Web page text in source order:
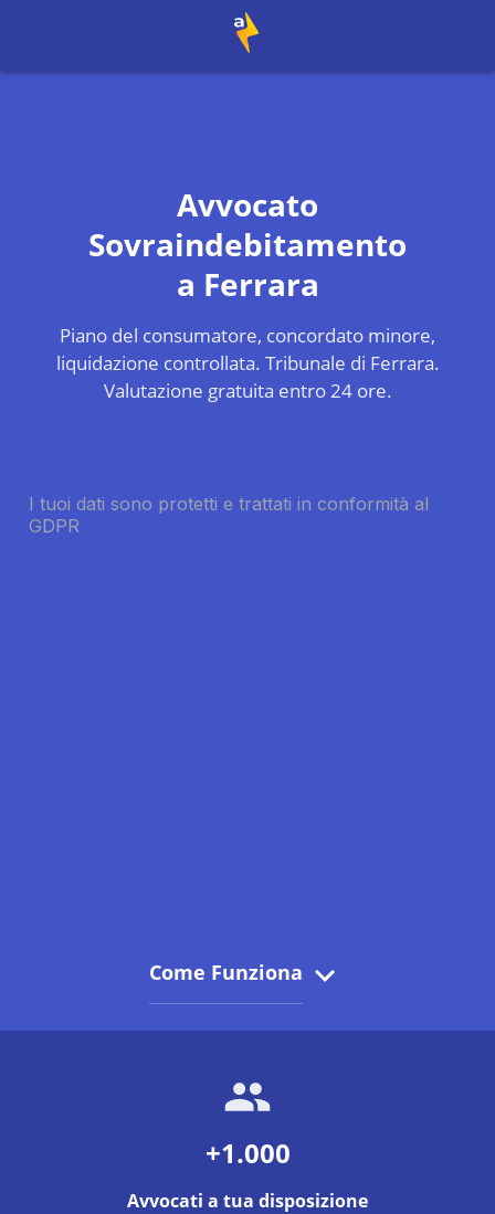
Avvocato
Sovraindebitamento
a Ferrara
Piano del consumatore, concordato minore,
liquidazione controllata. Tribunale di Ferrara.
Valutazione gratuita entro 24 ore.
Come Funziona
+1.000
Avvocati a tua disposizione